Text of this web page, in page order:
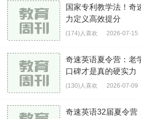
国家专利教学法！奇
力定义高效提分
(174)人喜欢 2026-07-15
奇速英语夏令营：老
口碑才是真的硬实力
(130)人喜欢 2026-07-09
奇速英语32届夏令营